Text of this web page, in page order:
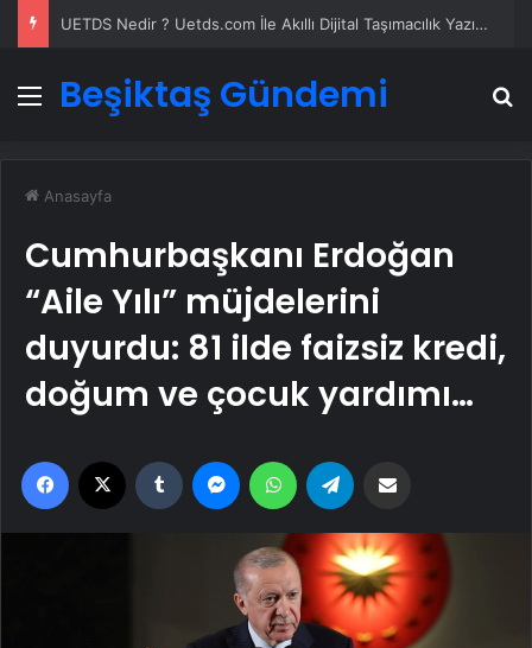
UETDS Nedir ? Uetds.com İle Akıllı Dijital Taşımacılık Yazılımı
Menü
Beşiktaş Gündemi
Anasayfa
Cumhurbaşkanı Erdoğan
“Aile Yılı” müjdelerini
duyurdu: 81 ilde faizsiz kredi,
doğum ve çocuk yardımı…
Facebook Tumblr MessengerWhatsApp